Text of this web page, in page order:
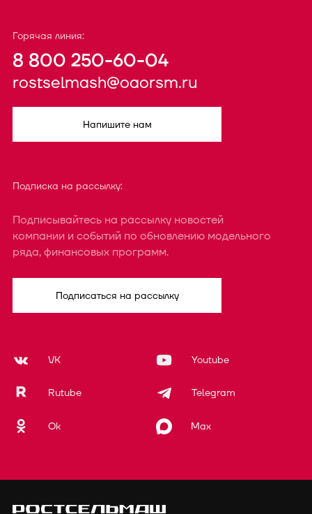
Горячая линия:
8 800 250-60-04
rostselmash@oaorsm.ru
Напишите нам
Подписка на рассылку:
Подписывайтесь на рассылку новостей
компании и событий по обновлению модельного
ряда, финансовых программ.
Подписаться на рассылку
VK Youtube
Rutube Telegram
Ok Max